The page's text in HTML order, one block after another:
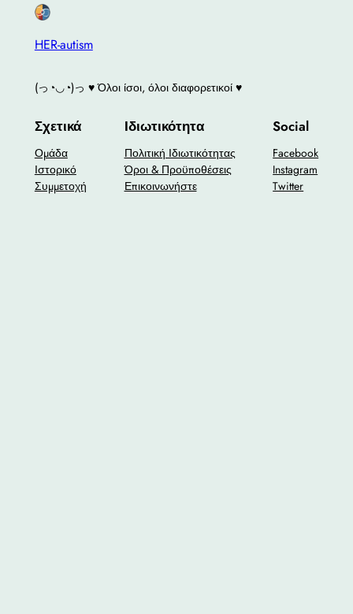
HER-autism
(っ◔◡◔)っ ♥ Όλοι ίσοι, όλοι διαφορετικοί ♥
Σχετικά
Ομάδα
Ιστορικό
Συμμετοχή
Ιδιωτικότητα
Πολιτική Ιδιωτικότητας
Όροι & Προϋποθέσεις
Επικοινωνήστε
Social
Facebook
Instagram
Twitter